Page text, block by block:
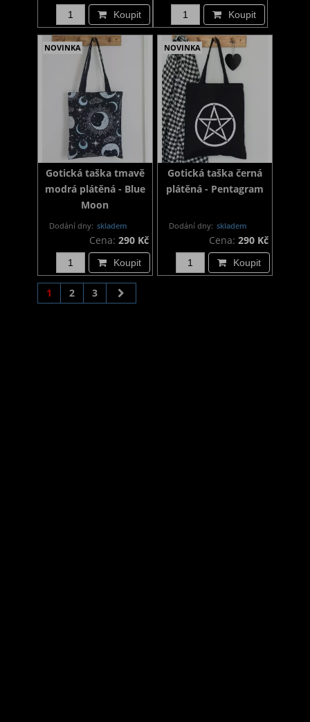
Koupit Koupit
NOVINKA
Gotická taška tmavě
modrá plátěná - Blue
Moon
Dodání dny: skladem
Cena: 290 Kč
Koupit
NOVINKA
Gotická taška černá
plátěná - Pentagram
Dodání dny: skladem
Cena: 290 Kč
Koupit
1 2 3